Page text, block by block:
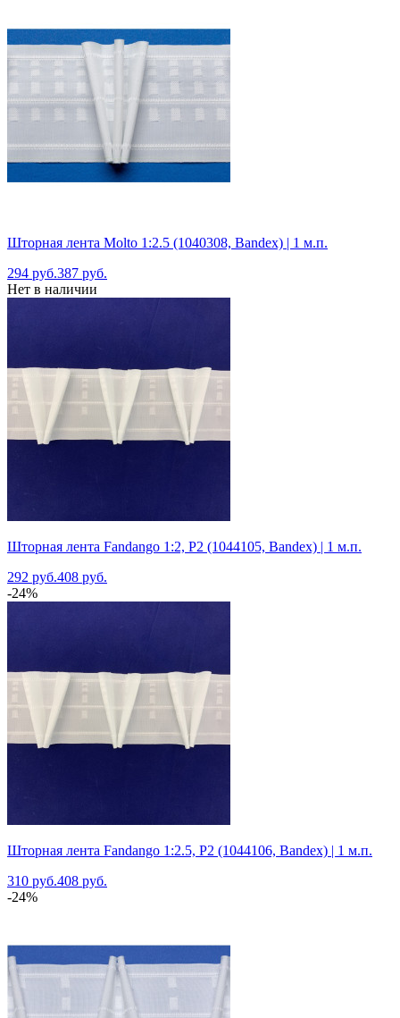
Шторная лента Molto 1:2.5 (1040308, Bandex) | 1 м.п.
294 руб.387 руб.
Нет в наличии
Шторная лента Fandango 1:2, P2 (1044105, Bandex) | 1 м.п.
292 руб.408 руб.
-24%
Шторная лента Fandango 1:2.5, P2 (1044106, Bandex) | 1 м.п.
310 руб.408 руб.
-24%